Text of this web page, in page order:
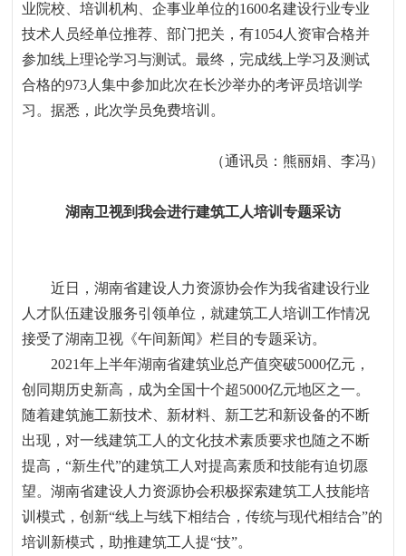
业院校、培训机构、企事业单位的1600名建设行业专业
技术人员经单位推荐、部门把关，有1054 人资审合格并
参加线上理论学习与测试。最终，完成线上学习及测试
合格的973 人集中参加此次在长沙举办的考评员培训学
习。据悉，此次学员免费培训。
（通讯员：熊丽娟、李冯）
湖南卫视到我会进行建筑工人培训专题采访
近日，湖南省建设人力资源协会作为我省建设行业
人才队伍建设服务引领单位，就建筑工人培训工作情况
接受了湖南卫视《午间新闻》栏目的专题采访。
2021年上半年湖南省建筑业总产值突破5000亿元，
创同期历史新高，成为全国十个超5000亿元地区之一。
随着建筑施工新技术、新材料、新工艺和新设备的不断
出现，对一线建筑工人的文化技术素质要求也随之不断
提高，“新生代”的建筑工人对提高素质和技能有迫切愿
望。湖南省建设人力资源协会积极探索建筑工人技能培
训模式，创新“线上与线下相结合，传统与现代相结合”的
培训新模式，助推建筑工人提“技”。